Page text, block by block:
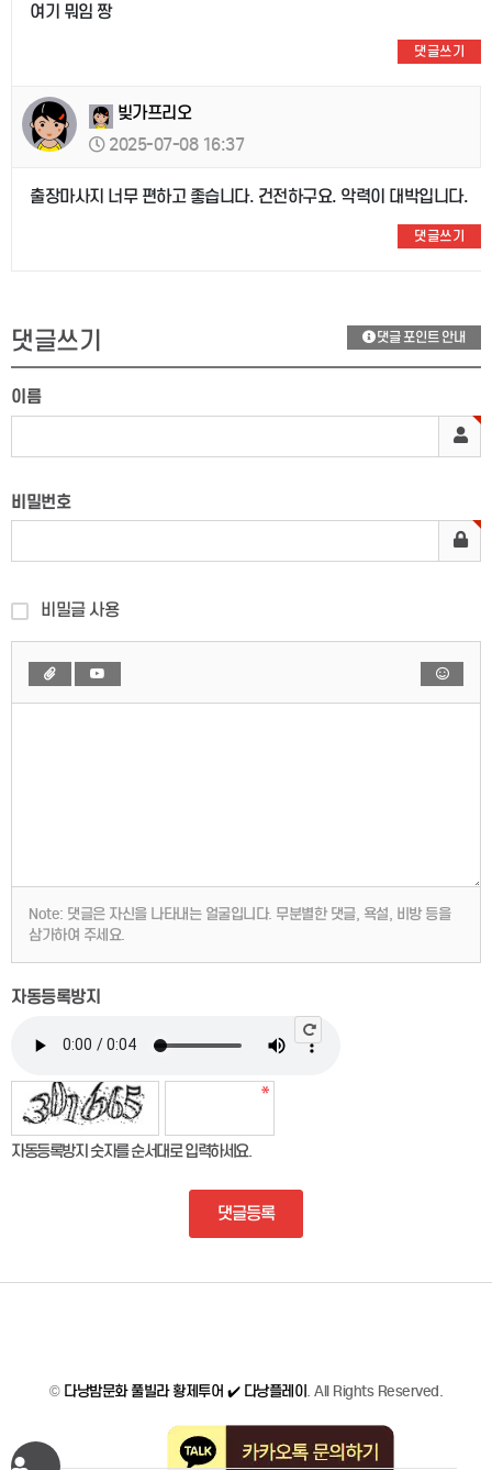
여기 뭐임 짱
댓글쓰기
빚가프리오
2025-07-08 16:37
출장마사지 너무 편하고 좋습니다. 건전하구요. 악력이 대박입니다.
댓글쓰기
댓글쓰기 댓글 포인트 안내
이름
비밀번호
비밀글 사용
Note: 댓글은 자신을 나타내는 얼굴입니다. 무분별한 댓글, 욕설, 비방 등을
삼가하여 주세요.
자동등록방지
자동등록방지 숫자를 순서대로 입력하세요.
댓글등록
© 다낭밤문화 풀빌라 황제투어 ✔️ 다낭플레이 . All Rights Reserved.